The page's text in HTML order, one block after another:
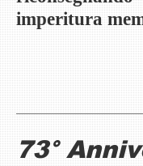
imperitura
73°